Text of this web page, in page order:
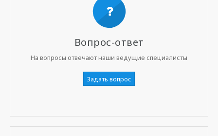
Вопрос-ответ
На вопросы отвечают наши ведущие специалисты
Задать вопрос